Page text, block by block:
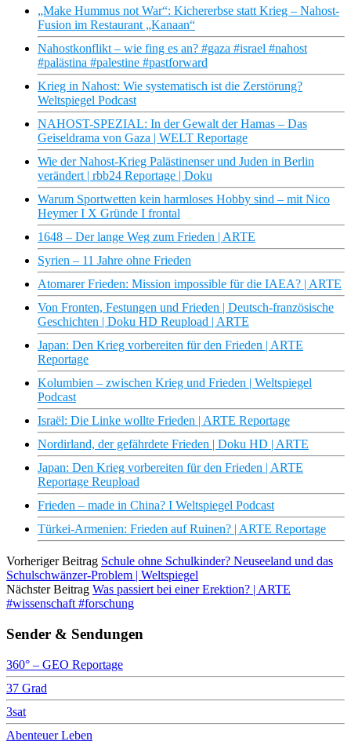
„Make Hummus not War“: Kichererbse statt Krieg – Nahost-
Fusion im Restaurant „Kanaan“
Nahostkonflikt – wie fing es an? #gaza #israel #nahost
#palästina #palestine #pastforward
Krieg in Nahost: Wie systematisch ist die Zerstörung?
Weltspiegel Podcast
NAHOST-SPEZIAL: In der Gewalt der Hamas – Das
Geiseldrama von Gaza | WELT Reportage
Wie der Nahost-Krieg Palästinenser und Juden in Berlin
verändert | rbb24 Reportage | Doku
Warum Sportwetten kein harmloses Hobby sind – mit Nico
Heymer I X Gründe I frontal
1648 – Der lange Weg zum Frieden | ARTE
Syrien – 11 Jahre ohne Frieden
Atomarer Frieden: Mission impossible für die IAEA? | ARTE
Von Fronten, Festungen und Frieden | Deutsch-französische
Geschichten | Doku HD Reupload | ARTE
Japan: Den Krieg vorbereiten für den Frieden | ARTE
Reportage
Kolumbien – zwischen Krieg und Frieden | Weltspiegel
Podcast
Israël: Die Linke wollte Frieden | ARTE Reportage
Nordirland, der gefährdete Frieden | Doku HD | ARTE
Japan: Den Krieg vorbereiten für den Frieden | ARTE
Reportage Reupload
Frieden – made in China? I Weltspiegel Podcast
Türkei-Armenien: Frieden auf Ruinen? | ARTE Reportage
Vorheriger Beitrag Schule ohne Schulkinder? Neuseeland und das
Schulschwänzer-Problem | Weltspiegel
Nächster Beitrag Was passiert bei einer Erektion? | ARTE
#wissenschaft #forschung
Sender & Sendungen
360° – GEO Reportage
37 Grad
3sat
Abenteuer Leben